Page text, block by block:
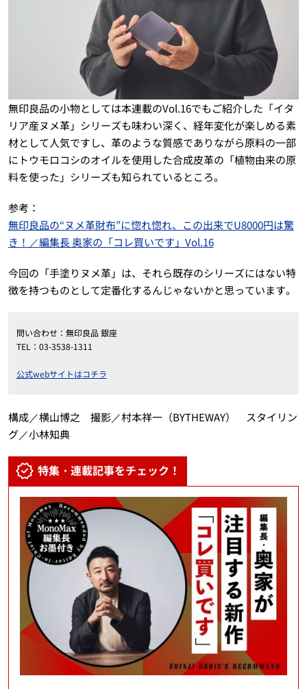
無印良品の小物としては本連載のVol.16でもご紹介した「イタ
リア産ヌメ革」シリーズも味わい深く、経年変化が楽しめる素
材として人気ですし、革のような質感でありながら原料の一部
にトウモロコシのオイルを使用した合成皮革の「植物由来の原
料を使った」シリーズも知られているところ。
参考：
無印良品の“ヌメ革財布”に惚れ惚れ、この出来でU8000円は驚
き！／編集長 奥家の「コレ買いです」Vol.16
今回の「手塗りヌメ革」は、それら既存のシリーズにはない特
徴を持つものとして定番化するんじゃないかと思っています。
問い合わせ：無印良品 銀座
TEL：03-3538-1311
公式webサイトはコチラ
構成／横山博之 撮影／村本祥一（BYTHEWAY） スタイリン
グ／小林知典
特集・連載記事をチェック！